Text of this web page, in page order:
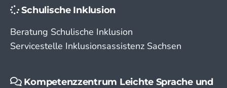
Schulische Inklusion
Beratung Schulische Inklusion
Servicestelle Inklusionsassistenz Sachsen
Kompetenzzentrum Leichte Sprache und